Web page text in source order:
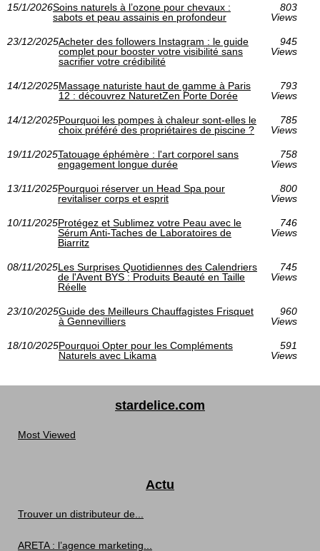
15/1/2026Soins naturels à l’ozone pour chevaux :
sabots et peau assainis en profondeur
803
Views
23/12/2025Acheter des followers Instagram : le guide
complet pour booster votre visibilité sans
sacrifier votre crédibilité
945
Views
14/12/2025Massage naturiste haut de gamme à Paris
12 : découvrez NaturetZen Porte Dorée
793
Views
14/12/2025Pourquoi les pompes à chaleur sont-elles le
choix préféré des propriétaires de piscine ?
785
Views
19/11/2025Tatouage éphémère : l'art corporel sans
engagement longue durée
758
Views
13/11/2025Pourquoi réserver un Head Spa pour
revitaliser corps et esprit
800
Views
10/11/2025Protégez et Sublimez votre Peau avec le
Sérum Anti-Taches de Laboratoires de
Biarritz
746
Views
08/11/2025Les Surprises Quotidiennes des Calendriers
de l'Avent BYS : Produits Beauté en Taille
Réelle
745
Views
23/10/2025Guide des Meilleurs Chauffagistes Frisquet
à Gennevilliers
960
Views
18/10/2025Pourquoi Opter pour les Compléments
Naturels avec Likama
591
Views
stardelice.com
Most Viewed
Actu
Trouver un distributeur de...
ARETA : l’agence marketing...